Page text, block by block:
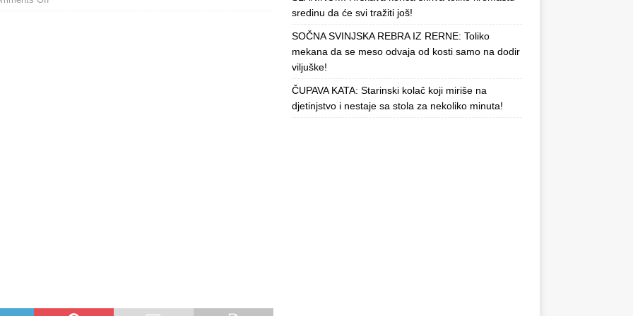
sredinu da će svi tražiti još!
SOČNA SVINJSKA REBRA IZ RERNE: Toliko
mekana da se meso odvaja od kosti samo na dodir
viljuške!
ČUPAVA KATA: Starinski kolač koji miriše na
djetinjstvo i nestaje sa stola za nekoliko minuta!